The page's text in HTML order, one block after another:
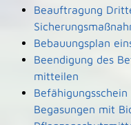
Beauftragung
Bebauungsplan
Beendigung des
mitteilen
Begasungen mit